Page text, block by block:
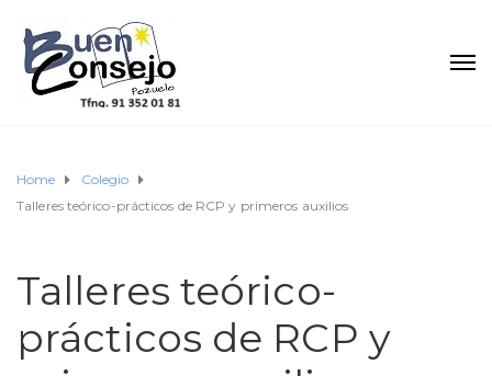
Home
Colegio
Talleres teórico-prácticos de RCP y primeros auxilios
Talleres teórico-
prácticos de RCP y